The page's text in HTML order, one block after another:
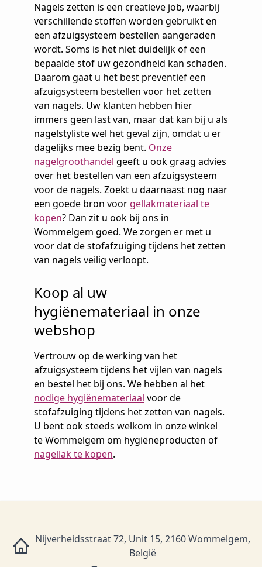
Nagels zetten is een creatieve job, waarbij
verschillende stoffen worden gebruikt en
een afzuigsysteem bestellen aangeraden
wordt. Soms is het niet duidelijk of een
bepaalde stof uw gezondheid kan schaden.
Daarom gaat u het best preventief een
afzuigsysteem bestellen voor het zetten
van nagels. Uw klanten hebben hier
immers geen last van, maar dat kan bij u als
nagelstyliste wel het geval zijn, omdat u er
dagelijks mee bezig bent. Onze
nagelgroothandel geeft u ook graag advies
over het bestellen van een afzuigsysteem
voor de nagels. Zoekt u daarnaast nog naar
een goede bron voor gellakmateriaal te
kopen? Dan zit u ook bij ons in
Wommelgem goed. We zorgen er met u
voor dat de stofafzuiging tijdens het zetten
van nagels veilig verloopt.
Koop al uw
hygiënemateriaal in onze
webshop
Vertrouw op de werking van het
afzuigsysteem tijdens het vijlen van nagels
en bestel het bij ons. We hebben al het
nodige hygiënemateriaal voor de
stofafzuiging tijdens het zetten van nagels.
U bent ook steeds welkom in onze winkel
te Wommelgem om hygiëneproducten of
nagellak te kopen.
Nijverheidsstraat 72, Unit 15, 2160 Wommelgem,
België